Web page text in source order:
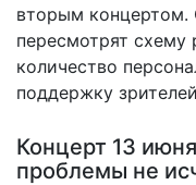
вторым концертом.
пересмотрят схему
количество
поддержку
Концерт 13
проблемы не